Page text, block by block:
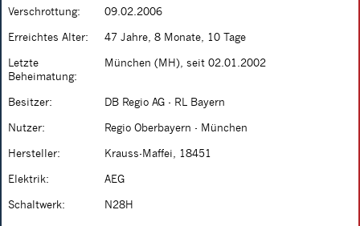
Verschrottung: 09.02.2006
Erreichtes Alter: 47 Jahre, 8 Monate, 10 Tage
Letzte
Beheimatung:
München (MH), seit 02.01.2002
Besitzer: DB Regio AG - RL Bayern
Nutzer: Regio Oberbayern - München
Hersteller: Krauss-Maffei, 18451
Elektrik: AEG
Schaltwerk: N28H